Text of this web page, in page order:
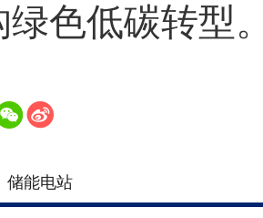
绿色低碳转型
储能电站